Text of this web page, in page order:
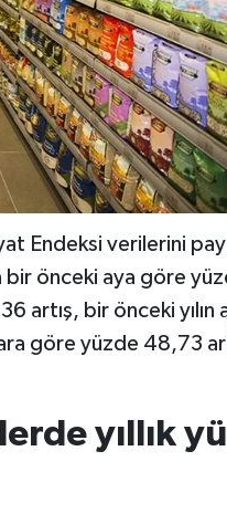
Endeksi verilerini
bir önceki aya göre
artış, bir önceki yılın
göre yüzde 48,73
yıllık